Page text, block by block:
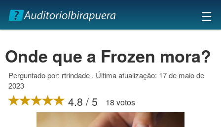
×
☰
Onde que a Frozen mora?
Perguntado por: rtrindade . Última atualização: 17 de maio de
2023
4.8 / 5 18 votos